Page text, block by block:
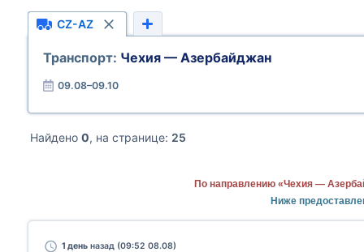
CZ-AZ
Транспорт: Чехия — Азербайджан
09.08–09.10
Найдено 0, на странице: 25
По направлению «Чехия —
Ниже
1 день назад (09:52 08.08)